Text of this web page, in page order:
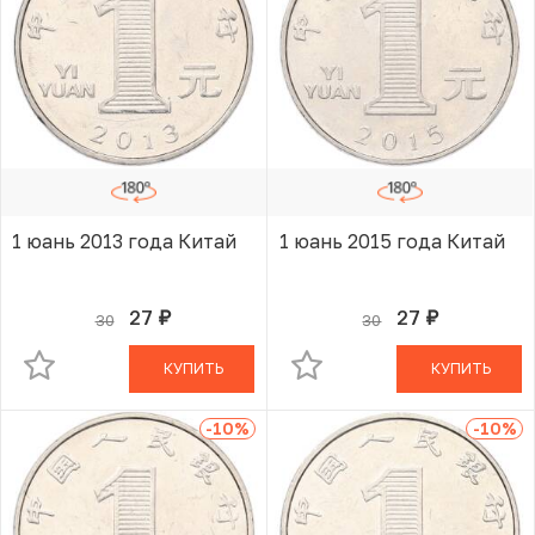
1 юань 2013 года Китай
30 27 руб.
В КОРЗИНЕ
КУПИТЬ
1 юань 2015 года Китай
30 27 руб.
В КОРЗИНЕ
КУПИТЬ
-10% -10%